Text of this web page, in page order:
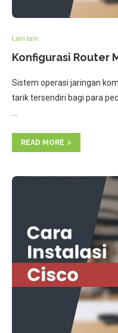
Lain-lain
Konfigurasi Router
Sistem operasi jaringan
tarik tersendiri bagi para
READ MORE